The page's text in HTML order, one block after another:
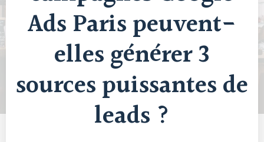
Ads Paris peuvent-
elles générer 3
sources puissantes de
leads ?